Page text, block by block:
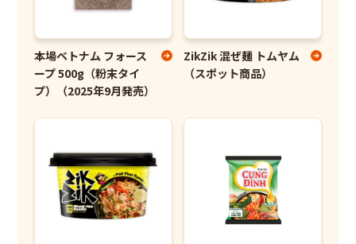
本場ベトナム フォース
ープ 500g（粉末タイ
プ）（2025年9月発売）
ZikZik 混ぜ麺 トムヤム
（スポット商品）